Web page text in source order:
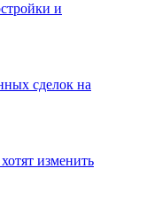
и
сделок на
изменить